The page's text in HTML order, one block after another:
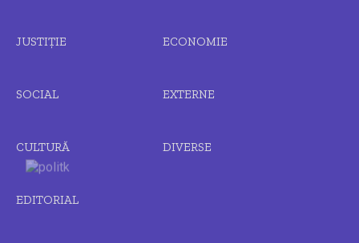
JUSTIȚIE ECONOMIE
SOCIAL EXTERNE
CULTURĂ DIVERSE
EDITORIAL